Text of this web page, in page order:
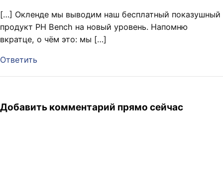
[…] Окленде мы выводим наш бесплатный показушный
продукт PH Bench на новый уровень. Напомню
вкратце, о чём это: мы […]
Ответить
Добавить комментарий прямо сейчас